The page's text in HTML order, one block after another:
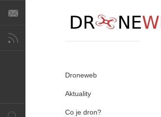
Droneweb
Aktuality
Co je dron?